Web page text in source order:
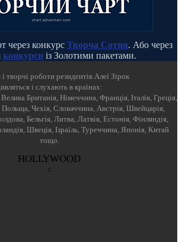
через конкурс Творча Сотня. Або через
конкурси із Золотими пакетами.
творчі роботи резидентів Алеї Зірок
і слухають в країнах:
Британія, Німеччина, Франція, Італія, Греція,
Польща, Чехія, Словаччина, Австрія, Швейцарія,
Бельгія, Литва, Латвія, Естонія, Фінляндія,
Швеція, Ізраїль, Туреччина, Японія, Китай
тощо.
HOLLYWOOD